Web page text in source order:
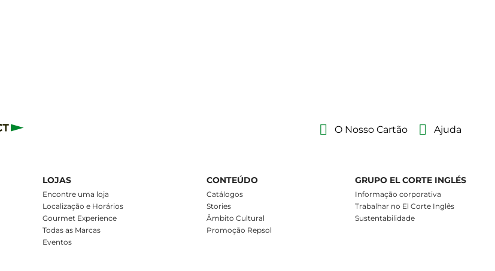
O Nosso Cartão Ajuda
LOJAS
Encontre uma loja
Localização e Horários
Gourmet Experience
Todas as Marcas
Eventos
CONTEÚDO
Catálogos
Stories
Âmbito Cultural
Promoção Repsol
GRUPO EL CORTE INGLÉS
Informação corporativa
Trabalhar no El Corte Inglês
Sustentabilidade